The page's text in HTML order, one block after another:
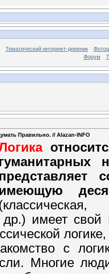
Тематический интернет-дневник
Форум
Правильно. // Alazan-INFO
др.) имеет
с
Многие